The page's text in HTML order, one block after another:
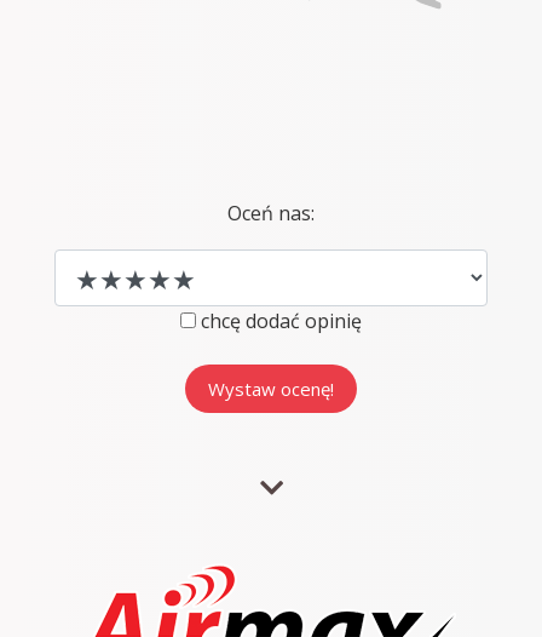
Oceń nas:
chcę dodać opinię